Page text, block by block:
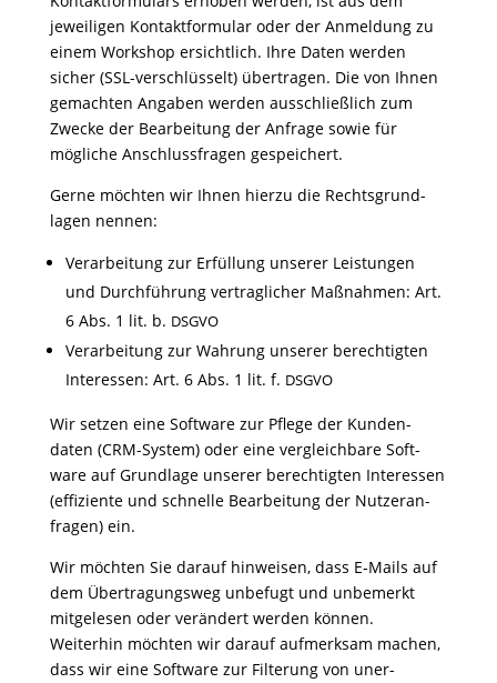
jewei­ligen Kontakt­for­mular oder der Anmel­dung zu
einem Work­shop ersicht­lich. Ihre Daten werden
sicher (SSL-verschlüs­selt) über­tragen. Die von Ihnen
gemachten Angaben werden ausschließ­lich zum
Zwecke der Bear­bei­tung der Anfrage sowie für
mögliche Anschluss­fragen gespeichert.
Gerne möchten wir Ihnen hierzu die Rechts­grund­
lagen nennen:
Verar­bei­tung zur Erfül­lung unserer Leis­tungen
und Durch­füh­rung vertrag­li­cher Maßnahmen: Art.
6 Abs. 1 lit. b. DSGVO
Verar­bei­tung zur Wahrung unserer berech­tigten
Inter­essen: Art. 6 Abs. 1 lit. f. DSGVO
Wir setzen eine Soft­ware zur Pflege der Kunden­
daten (CRM-System) oder eine vergleich­bare Soft­
ware auf Grund­lage unserer berech­tigten Inter­essen
(effi­zi­ente und schnelle Bear­bei­tung der Nutzer­an­
fragen) ein.
Wir möchten Sie darauf hinweisen, dass E‑Mails auf
dem Über­tra­gungsweg unbe­fugt und unbe­merkt
mitge­lesen oder verän­dert werden können.
Weiterhin möchten wir darauf aufmerksam machen,
dass wir eine Soft­ware zur Filte­rung von uner­